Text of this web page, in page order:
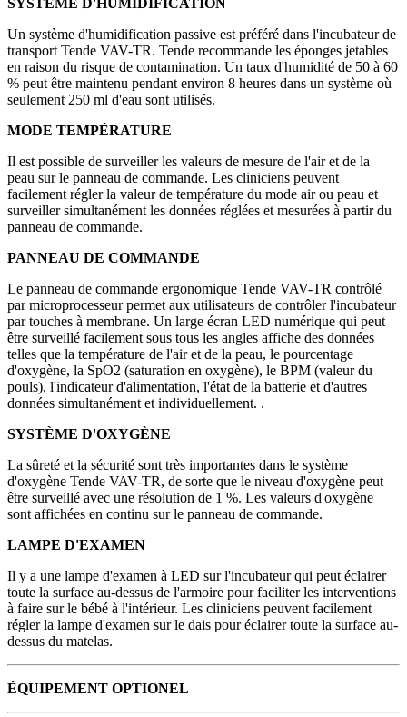
SYSTÈME D'HUMIDIFICATION
Un système d'humidification passive est préféré dans l'incubateur de
transport Tende VAV-TR. Tende recommande les éponges jetables
en raison du risque de contamination. Un taux d'humidité de 50 à 60
% peut être maintenu pendant environ 8 heures dans un système où
seulement 250 ml d'eau sont utilisés.
MODE TEMPÉRATURE
Il est possible de surveiller les valeurs de mesure de l'air et de la
peau sur le panneau de commande. Les cliniciens peuvent
facilement régler la valeur de température du mode air ou peau et
surveiller simultanément les données réglées et mesurées à partir du
panneau de commande.
PANNEAU DE COMMANDE
Le panneau de commande ergonomique Tende VAV-TR contrôlé
par microprocesseur permet aux utilisateurs de contrôler l'incubateur
par touches à membrane. Un large écran LED numérique qui peut
être surveillé facilement sous tous les angles affiche des données
telles que la température de l'air et de la peau, le pourcentage
d'oxygène, la SpO2 (saturation en oxygène), le BPM (valeur du
pouls), l'indicateur d'alimentation, l'état de la batterie et d'autres
données simultanément et individuellement. .
SYSTÈME D'OXYGÈNE
La sûreté et la sécurité sont très importantes dans le système
d'oxygène Tende VAV-TR, de sorte que le niveau d'oxygène peut
être surveillé avec une résolution de 1 %. Les valeurs d'oxygène
sont affichées en continu sur le panneau de commande.
LAMPE D'EXAMEN
Il y a une lampe d'examen à LED sur l'incubateur qui peut éclairer
toute la surface au-dessus de l'armoire pour faciliter les interventions
à faire sur le bébé à l'intérieur. Les cliniciens peuvent facilement
régler la lampe d'examen sur le dais pour éclairer toute la surface au-
dessus du matelas.
ÉQUIPEMENT OPTIONEL